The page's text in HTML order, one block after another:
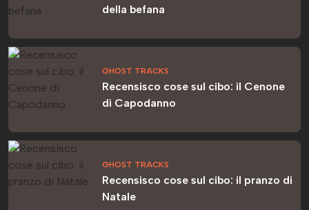
della befana
GHOST TRACKS
Recensisco cose sul cibo: il Cenone
di Capodanno
GHOST TRACKS
Recensisco cose sul cibo: il pranzo di
Natale